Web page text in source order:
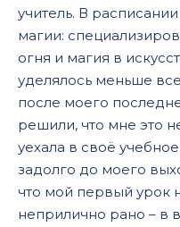
22
23
24
25
учитель. В
магии:
огня и магия в
уделялось меньше
после моего
решили, что мне это
уехала в своё
задолго до моего
что мой первый урок
неприлично рано – в